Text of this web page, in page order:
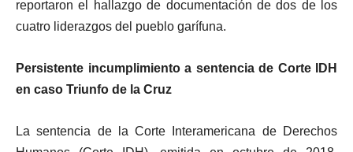
reportaron el hallazgo de documentación de dos de los
cuatro liderazgos del pueblo garífuna.
Persistente incumplimiento a sentencia de Corte IDH
en caso Triunfo de la Cruz
La sentencia de la Corte Interamericana de Derechos